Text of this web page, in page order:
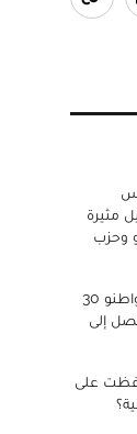
مثيرة
وحزب
تأشيرة الدخول للولايات المتحدة: مواطنو 30
إلى
على